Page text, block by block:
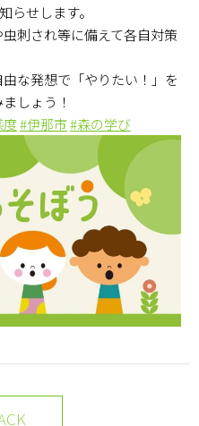
らせします。
刺され等に備えて各自対策
な発想で「やりたい！」を
しょう！
度#伊那市#森の学び